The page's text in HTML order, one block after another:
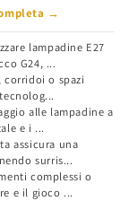
→
lampadine E27
G24, ...
o spazi
alle lampadine a
e i ...
assicura una
surris...
complessi o
e il gioco ...